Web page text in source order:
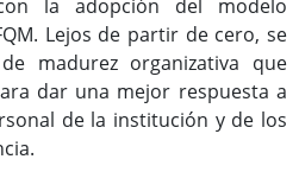
la adopción del modelo
Lejos de partir de cero, se
madurez organizativa que
dar una mejor respuesta a
de la institución y de los